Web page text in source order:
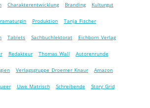
Charakterentwicklung Branding Kulturgut
Produktion Tanja Fischer
Tablets Sachbuchlektorat Eichborn Verlag
Redakteur Thomas Wall Autorenrunde
Verlagsgruppe Droemer Knaur Amazon
Uwe Matrisch Schreibende Story Grid